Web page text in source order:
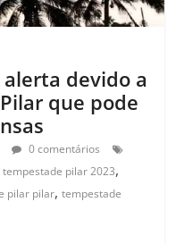
devido a
que pode
0 comentários
tempestade pilar 2023,
pilar pilar,tempestade